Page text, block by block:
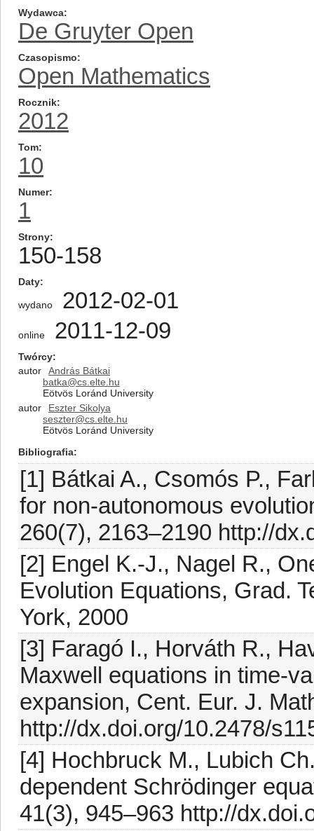
Wydawca
De Gruyter Open
Czasopismo
Open Mathematics
Rocznik
2012
Tom
10
Numer
1
Strony
150-158
Daty
wydano 2012-02-01
online 2011-12-09
Twórcy
autor
András Bátkai
batka@cs.elte.hu
Eötvös Loránd University
autor
Eszter Sikolya
seszter@cs.elte.hu
Eötvös Loránd University
Bibliografia
[1] Bátkai A., Csomós P.,
for non-autonomous
260(7), 2163–2190 http://
[2] Engel K.-J., Nagel R.,
Evolution Equations, Grad.
York, 2000
[3] Faragó I., Horváth R.,
Maxwell equations in time-
expansion, Cent. Eur. J.
http://dx.doi.org/10.2478/
[4] Hochbruck M., Lubich
dependent Schrödinger
41(3), 945–963 http://